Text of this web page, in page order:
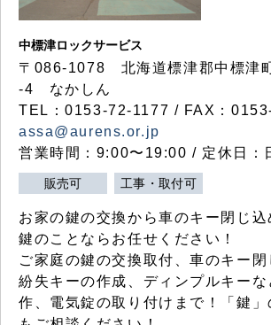
中標津ロックサービス
〒086-1078 北海道標津郡中標津
-4 なかしん
TEL：0153-72-1177 / FAX：
assa@aurens.or.jp
営業時間：9:00〜19:00 / 定休日：
販売可 工事・取付可
お家の鍵の交換から車のキー閉じ込
鍵のことならお任せください！
ご家庭の鍵の交換取付、車のキー閉
紛失キーの作成、ディンプルキーな
作、電気錠の取り付けまで！「鍵